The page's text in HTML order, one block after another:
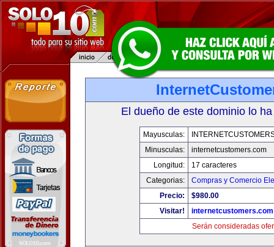
El dueño de este dominio lo
Mayusculas:
Minusculas:
internetcustomers.com
Longitud:
17 caracteres
Categorias:
Compras y Comercio
Precio:
$980.00
Visitar!
internetcustomers.com
Serán consideradas